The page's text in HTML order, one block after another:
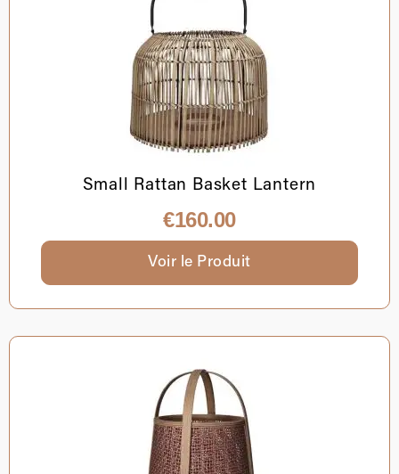
Small Rattan Basket Lantern
€160.00
Voir le Produit